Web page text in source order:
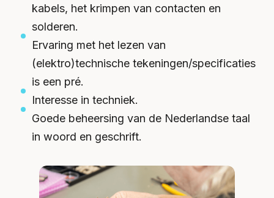
kabels, het krimpen van contacten en
solderen.
Ervaring met het lezen van
(elektro)technische tekeningen/specificaties
is een pré.
Interesse in techniek.
Goede beheersing van de Nederlandse taal
in woord en geschrift.